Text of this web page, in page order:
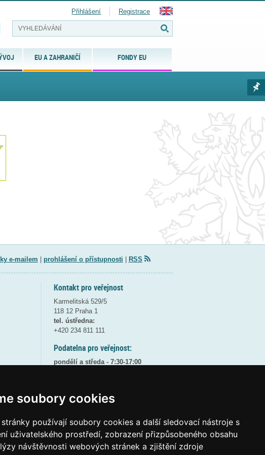
soubory cookies
používají soubory cookies a další sledovací nástroje s
uživatelského prostředí, zobrazení přizpůsobeného obsahu
návštěvnosti webových stránek a zjištění zdroje
EU A ZAHRANIČÍ FONDY EU
Přihlášení Registrace
e-mailem prohlášení o přístupnosti RSS
Kontakt pro veřejnost
Karmelitská 529/5
118 12 Praha 1
tel. ústředna:
+420 234 811 111
Podatelna pro veřejnost:
pondělí a středa - 7:30-17:00
8:30 - 9:30 - bezpečnostní přestávka
Elektronická podatelna:
posta@msmtgov cz